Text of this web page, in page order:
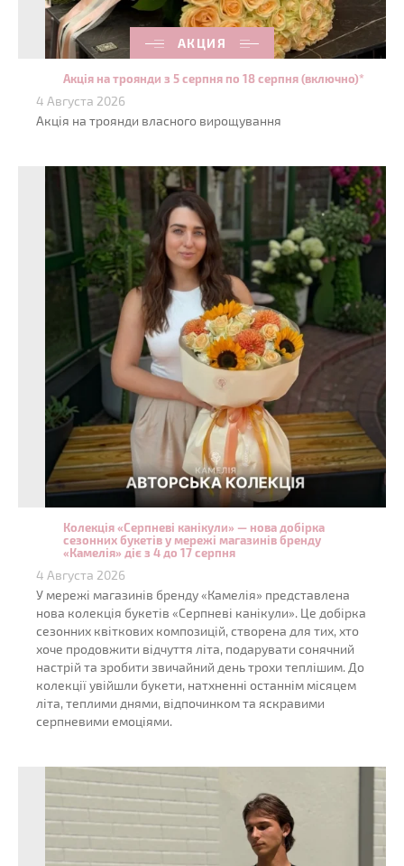
АКЦИЯ
Акція на троянди з 5 серпня по 18 серпня (включно)*
4 Августа 2026
Акція на троянди власного вирощування
Колекція «Серпневі канікули» — нова добірка
сезонних букетів у мережі магазинів бренду
«Камелія» діє з 4 до 17 серпня
4 Августа 2026
У мережі магазинів бренду «Камелія» представлена
нова колекція букетів «Серпневі канікули». Це добірка
сезонних квіткових композицій, створена для тих, хто
хоче продовжити відчуття літа, подарувати сонячний
настрій та зробити звичайний день трохи теплішим. До
колекції увійшли букети, натхненні останнім місяцем
літа, теплими днями, відпочинком та яскравими
серпневими емоціями.